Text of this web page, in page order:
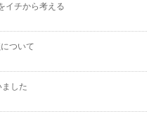
イチから考える
ついて
した